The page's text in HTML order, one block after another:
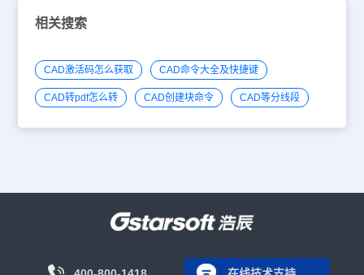
相关搜索
CAD激活码怎么获取 CAD命令大全及快捷键
CAD转pdf怎么转 CAD创建块命令 CAD等分线段